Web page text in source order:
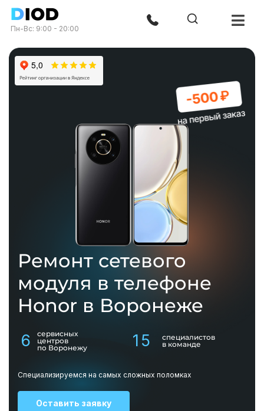
Пн-Вс: 9:00 - 20:00
Ремонт сетевого
модуля в телефоне
Honor в Воронеже
6
сервисных
центров
по Воронежу
15
специалистов
в команде
Специализируемся на самых сложных поломках
Оставить заявку